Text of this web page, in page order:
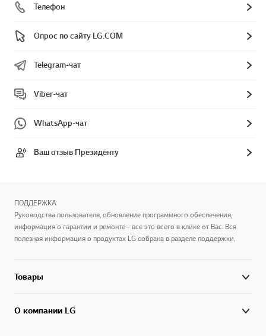
Телефон
Опрос по сайту LG.COM
Telegram-чат
Viber-чат
WhatsApp-чат
Ваш отзыв Президенту
ПОДДЕРЖКА
Руководства пользователя, обновление программного обеспечения,
информация о гарантии и ремонте - все это всего в клике от Вас. Вся
полезная информация о продуктах LG собрана в разделе поддержки.
Товары
О компании LG